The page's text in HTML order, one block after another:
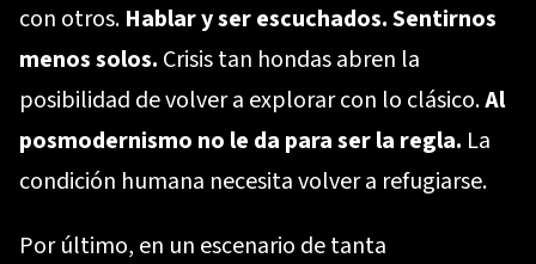
con otros. Hablar y ser escuchados. Sentirnos
menos solos. Crisis tan hondas abren la
posibilidad de volver a explorar con lo clásico.Al
posmodernismo no le da para ser la regla. La
condición humana necesita volver a refugiarse.
Por último, en un escenario de tanta